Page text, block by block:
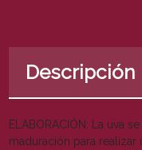
Descripción
ELABORACIÓN: La uva
maduración para realizar